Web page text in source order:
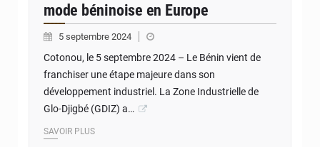
mode béninoise en Europe
5 septembre 2024
Cotonou, le 5 septembre 2024 – Le Bénin vient de
franchiser une étape majeure dans son
développement industriel. La Zone Industrielle de
Glo-Djigbé (GDIZ) a…
SAVOIR PLUS